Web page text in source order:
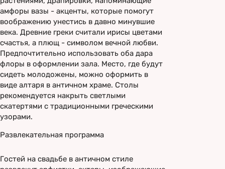
амфоры вазы - акценты, которые помогут
воображению унестись в давно минувшие
века. Древние греки считали ирисы цветами
счастья, а плющ - символом вечной любви.
Предпочтительно использовать оба дара
флоры в оформлении зала. Место, где будут
сидеть молодожены, можно оформить в
виде алтаря в античном храме. Столы
рекомендуется накрыть светлыми
скатертями с традиционными греческими
узорами.
Развлекательная программа
Гостей на свадьбе в античном стиле